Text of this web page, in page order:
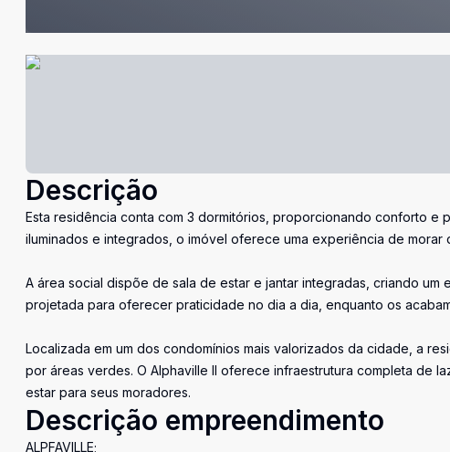
Descrição
Esta residência conta com 3 dormitórios, proporcionando conforto e
iluminados e integrados, o imóvel oferece uma experiência de
A área social dispõe de sala de estar e jantar integradas, criando
projetada para oferecer praticidade no dia a dia, enquanto os
Localizada em um dos condomínios mais valorizados da cidade, a
por áreas verdes. O Alphaville II oferece infraestrutura completa de
estar para seus moradores.
Descrição empreendimento
ALPFAVILLE;